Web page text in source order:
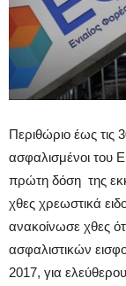
Περιθώριο έως τις
ασφαλισμένοι του
πρώτη δόση της
χθες χρεωστικά
ανακοίνωσε χθες
ασφαλιστικών
2017, για